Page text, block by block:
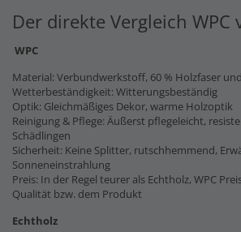
Der direkte Vergleich WPC
WPC
Material: Verbundwerkstoff, 60 % Holzfaser
Wetterbeständigkeit: Witterungsbeständig
Optik: Gleichmäßiges Dekor, warme Holzoptik
Reinigung & Pflege: Äußerst pflegeleicht,
Schädlingen
Sicherheit: Keine Splitter, rutschhemmend,
Sonneneinstrahlung
Preis: In der Regel teurer als Echtholz, WPC
Qualität bzw. dem Produkt
Echtholz